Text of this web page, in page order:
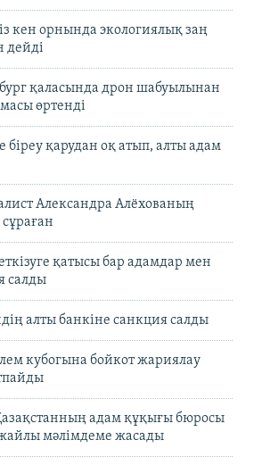
кен орнында экологиялық заң
дейді
қаласында дрон шабуылынан
өртенді
біреу қарудан оқ атып, алты адам
Александра Алёхованың
қатысы бар адамдар мен
салды
алты банкіне санкция салды
кубогына бойкот жариялау
адам құқығы бюросы
мәлімдеме жасады